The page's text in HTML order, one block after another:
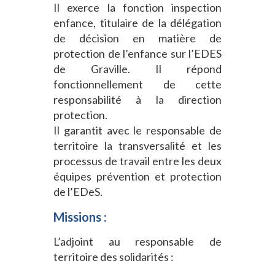
Il exerce la fonction inspection
enfance, titulaire de la délégation
de décision en matière de
protection de l’enfance sur l’EDES
de Graville. Il répond
fonctionnellement de cette
responsabilité à la direction
protection.
Il garantit avec le responsable de
territoire la transversalité et les
processus de travail entre les deux
équipes prévention et protection
de l’EDeS.
Missions :
L’adjoint au responsable de
territoire des solidarités :